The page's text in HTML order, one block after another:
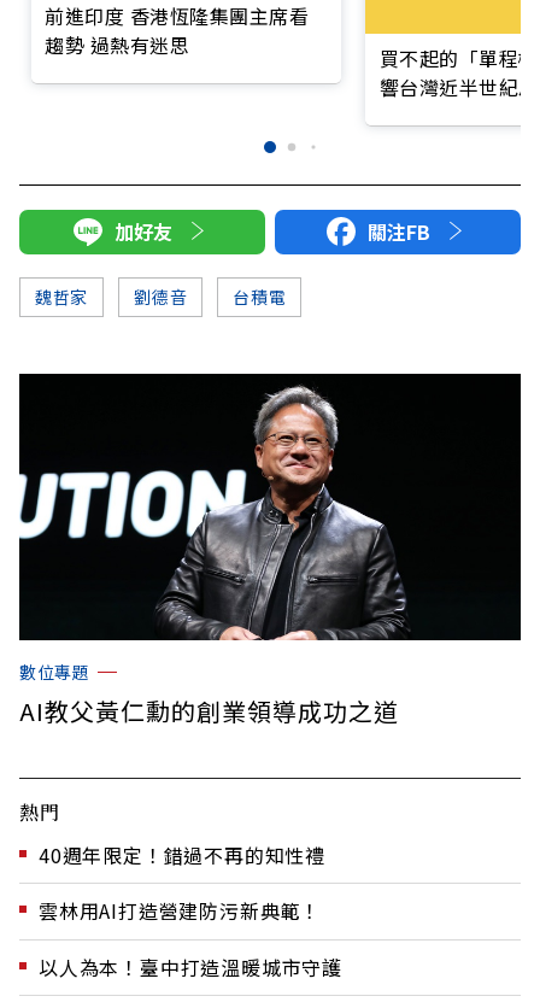
前進印度 香港恆隆集團主席看
趨勢 過熱有迷思
買不起的「單程
響台灣近半世紀
加好友 關注FB
魏哲家 劉德音 台積電
數位專題
AI教父黃仁勳的創業領導成功之道
熱門
40週年限定！錯過不再的知性禮
雲林用AI打造營建防污新典範！
以人為本！臺中打造溫暖城市守護